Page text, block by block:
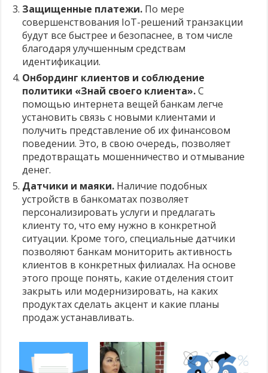
Защищенные платежи. По мере
совершенствования IoT-решений транзакции
будут все быстрее и безопаснее, в том числе
благодаря улучшенным средствам
идентификации.
Онбординг клиентов и соблюдение
политики «Знай своего клиента».С
помощью интернета вещей банкам легче
установить связь с новыми клиентами и
получить представление об их финансовом
поведении. Это, в свою очередь, позволяет
предотвращать мошенничество и отмывание
денег.
Датчики и маяки. Наличие подобных
устройств в банкоматах позволяет
персонализировать услуги и предлагать
клиенту то, что ему нужно в конкретной
ситуации. Кроме того, специальные датчики
позволяют банкам мониторить активность
клиентов в конкретных филиалах. На основе
этого проще понять, какие отделения стоит
закрыть или модернизировать, на каких
продуктах сделать акцент и какие планы
продаж устанавливать.